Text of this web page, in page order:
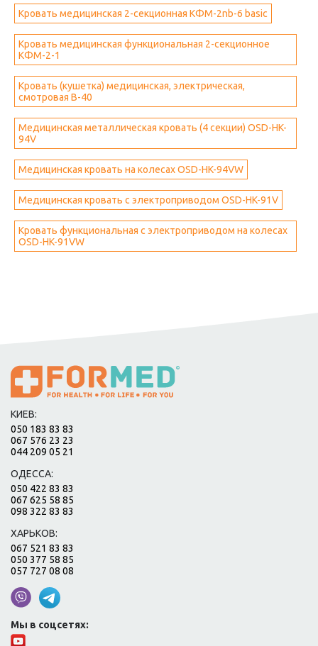
Кровать медицинская 2-секционная КФМ-2nb-6 basic
Кровать медицинская функциональная 2-секционное
КФМ-2-1
Кровать (кушетка) медицинская, электрическая,
смотровая B-40
Медицинская металлическая кровать (4 секции) OSD-HK-
94V
Медицинская кровать на колесах OSD-HK-94VW
Медицинская кровать с электроприводом OSD-HK-91V
Кровать функциональная с электроприводом на колесах
OSD-HK-91VW
КИЕВ:
050 183 83 83
067 576 23 23
044 209 05 21
ОДЕССА:
050 422 83 83
067 625 58 85
098 322 83 83
ХАРЬКОВ:
067 521 83 83
050 377 58 85
057 727 08 08
Мы в соцсетях: